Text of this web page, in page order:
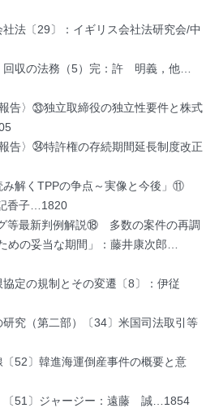
法〔29〕：イギリス会社法研究会/中
回収の法務（5）完：許 明義，他…
告〉㉝独立取締役の独立性要件と株式
告〉㉞特許権の存続期間延長制度改正
解くTPPの争点～実像と今後」⑪
香子…1820
等最新判例解説⑱ 多数の案件の再調
めの妥当な期間」：藤井康次郎…
協定の規制とその変遷〔8〕：伊従
究（第二部）〔34〕米国司法取引等
52〕韓進海運倒産事件の概要と意
〔51〕ジャージー：遠藤 誠…1854